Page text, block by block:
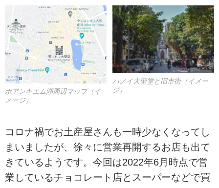
ホアンキエム湖周辺マップ（イ
メージ）
ハノイ大聖堂と旧市街（イメー
ジ）
コロナ禍でお土産屋さんも一時少なくなってし
まいましたが、徐々に営業再開するお店も出て
きているようです。今回は2022年6月時点で営
業しているチョコレート店とスーパーなどで買